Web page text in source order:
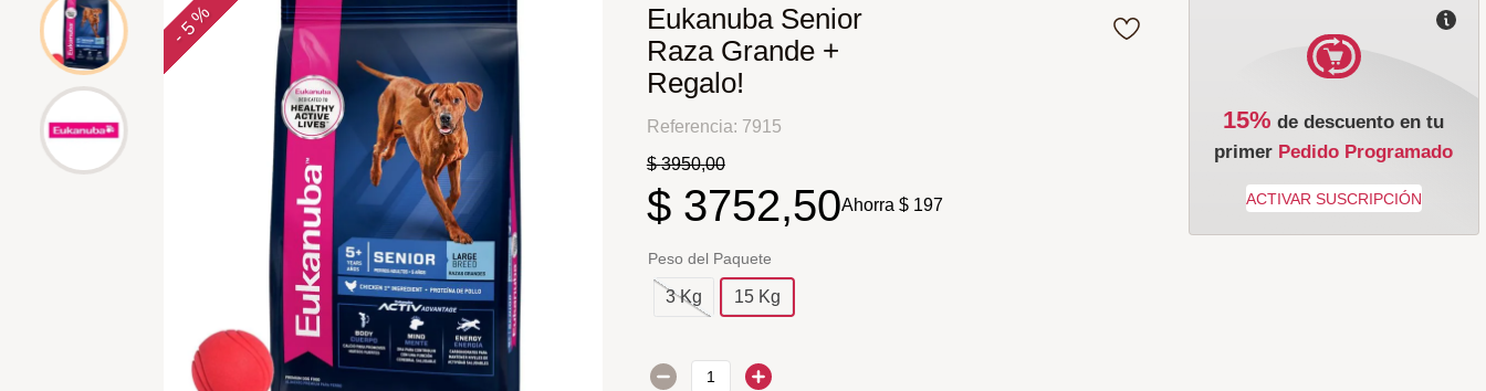
-
5 %
Eukanuba Senior
Raza Grande +
Regalo!
Referencia: 7915
$ 3950,00
$ 3752,50Ahorra $ 197
Peso del Paquete
3 Kg 15 Kg
15% de descuento en tu
primer Pedido Programado